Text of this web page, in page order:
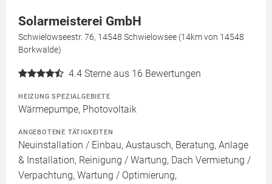
Solarmeisterei GmbH
Schwielowseestr. 76, 14548 Schwielowsee (14km von 14548
Borkwalde)
4.4 Sterne aus 16 Bewertungen
HEIZUNG SPEZIALGEBIETE
Wärmepumpe, Photovoltaik
ANGEBOTENE TÄTIGKEITEN
Neuinstallation / Einbau, Austausch, Beratung, Anlage
& Installation, Reinigung / Wartung, Dach Vermietung /
Verpachtung, Wartung / Optimierung,